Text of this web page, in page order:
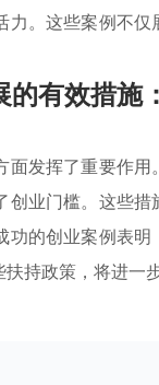
。这些案例不
的有效措施
面发挥了重要作用
业门槛。这些
功的创业案例表
持政策，将进一